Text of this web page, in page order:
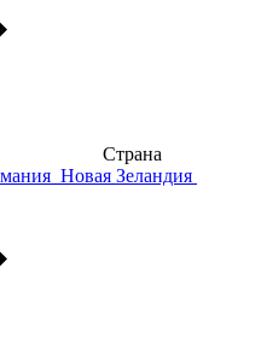
Страна
Новая Зеландия